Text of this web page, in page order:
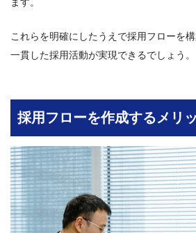
ます。
これらを明確にしたうえで採用フローを
一貫した採用活動が実現できるでしょう。
採用フローを作成するメリ